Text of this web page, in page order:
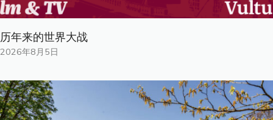
历年来的世界大战
2026年8月5日